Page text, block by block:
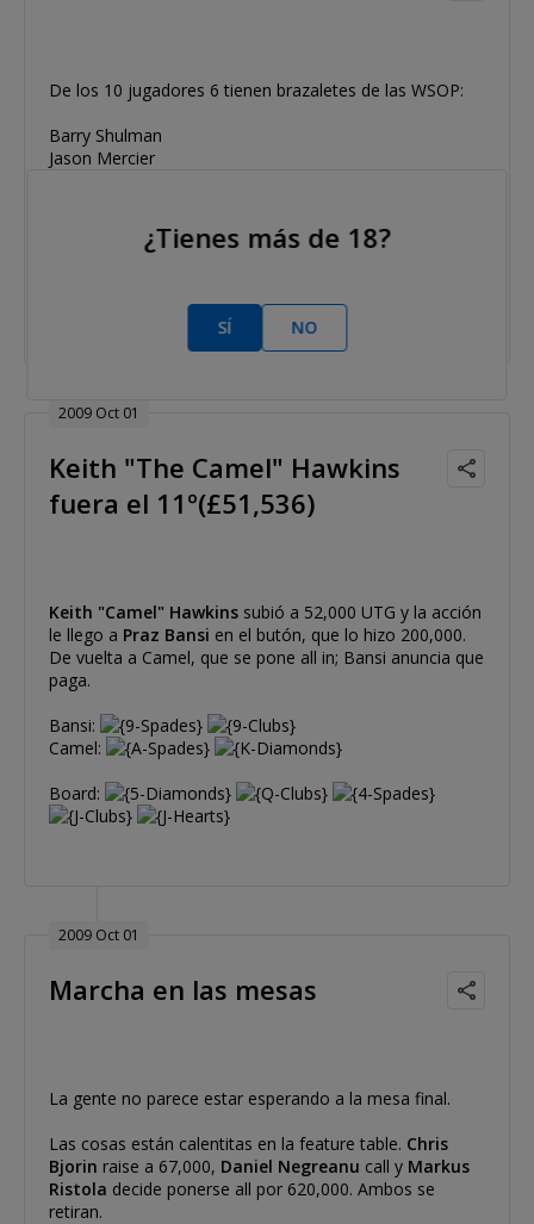
De los 10 jugadores 6 tienen brazaletes de las WSOP:
Barry Shulman
Jason Mercier
Daniel Negreanu
Matt Hawrilenko
2009 Oct 01
Keith "The Camel" Hawkins
fuera el 11º(£51,536)
Keith "Camel" Hawkins subió a 52,000 UTG y la acción
le llego a Praz Bansi en el butón, que lo hizo 200,000.
De vuelta a Camel, que se pone all in; Bansi anuncia que
paga.
Bansi:
Camel:
Board:
2009 Oct 01
Marcha en las mesas
La gente no parece estar esperando a la mesa final.
Las cosas están calentitas en la feature table. Chris
Bjorin raise a 67,000, Daniel Negreanu call y Markus
Ristola decide ponerse all por 620,000. Ambos se
retiran.
¿Tienes más de 18?
SÍ NO